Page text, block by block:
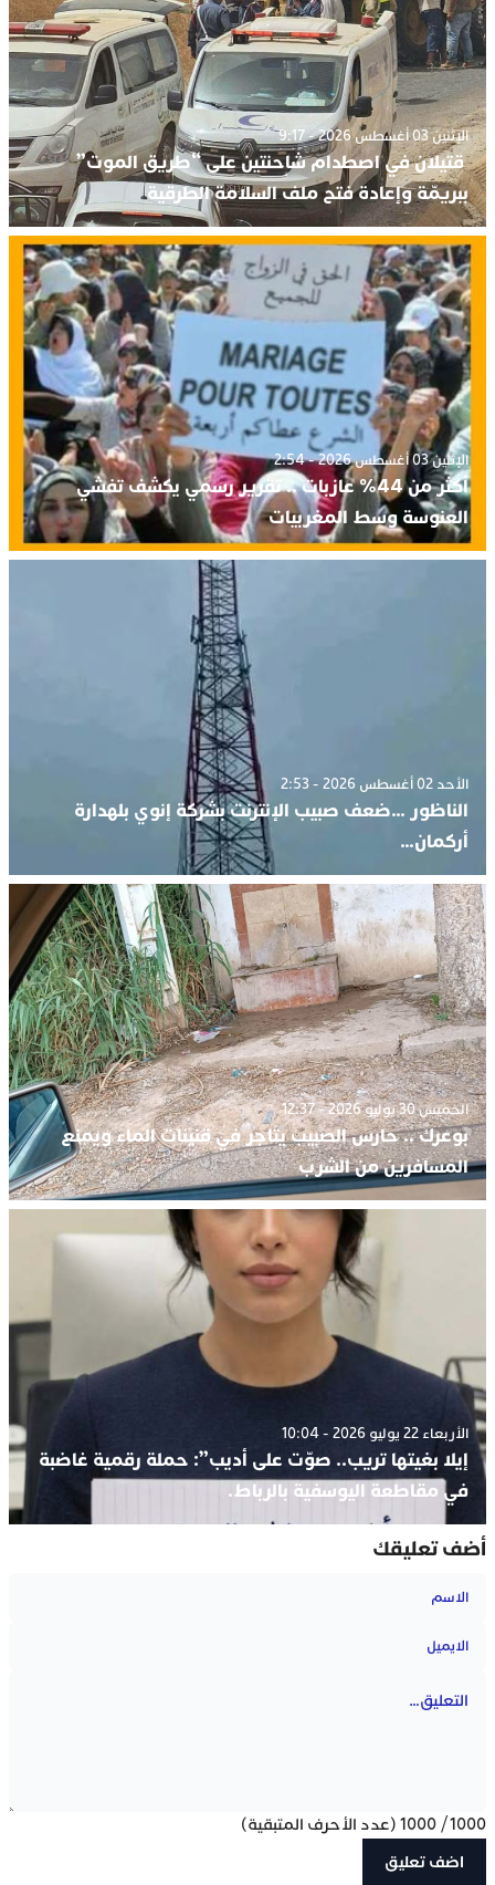
الإثنين 03 أغسطس 2026 - 9:17
قتيلان في اصطدام شاحنتين على “طريق الموت”
ببريمّة وإعادة فتح ملف السلامة الطرقية
الإثنين 03 أغسطس 2026 - 2:54
أكثر من 44% عازبات .. تقرير رسمي يكشف تفشي
العنوسة وسط المغربيات
الأحد 02 أغسطس 2026 - 2:53
الناظور …ضعف صبيب الإنترنت بشركة إنوي بلهدارة
أركمان…
الخميس 30 يوليو 2026 - 12:37
بوعرك .. حارس الصبيب يتاجر في قنينات الماء ويمنع
المسافرين من الشرب
الأربعاء 22 يوليو 2026 - 10:04
إيلا بغيتها تريب.. صوّت على أديب”: حملة رقمية غاضبة
في مقاطعة اليوسفية بالرباط.
أضف تعليقك
1000
/
1000 (عدد الأحرف المتبقية)